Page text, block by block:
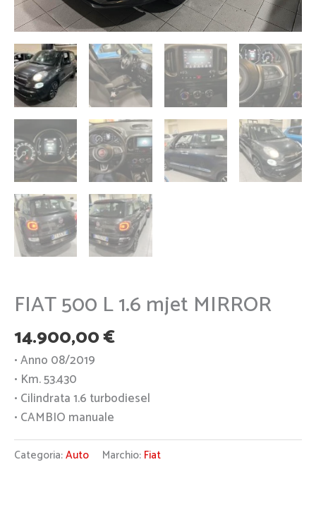
FIAT 500 L 1.6 mjet MIRROR
14.900,00€
• Anno 08/2019
• Km. 53.430
• Cilindrata 1.6 turbodiesel
• CAMBIO manuale
Categoria:Auto Marchio: Fiat